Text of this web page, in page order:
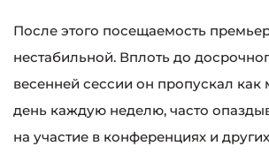
После этого посещаемость
нестабильной. Вплоть до
весенней сессии он пропускал
день каждую неделю, часто
на участие в конференциях и